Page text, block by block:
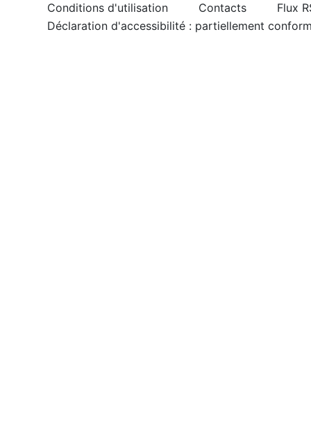
Conditions d'utilisation Contacts
Flux
Déclaration d'accessibilité : partiellement